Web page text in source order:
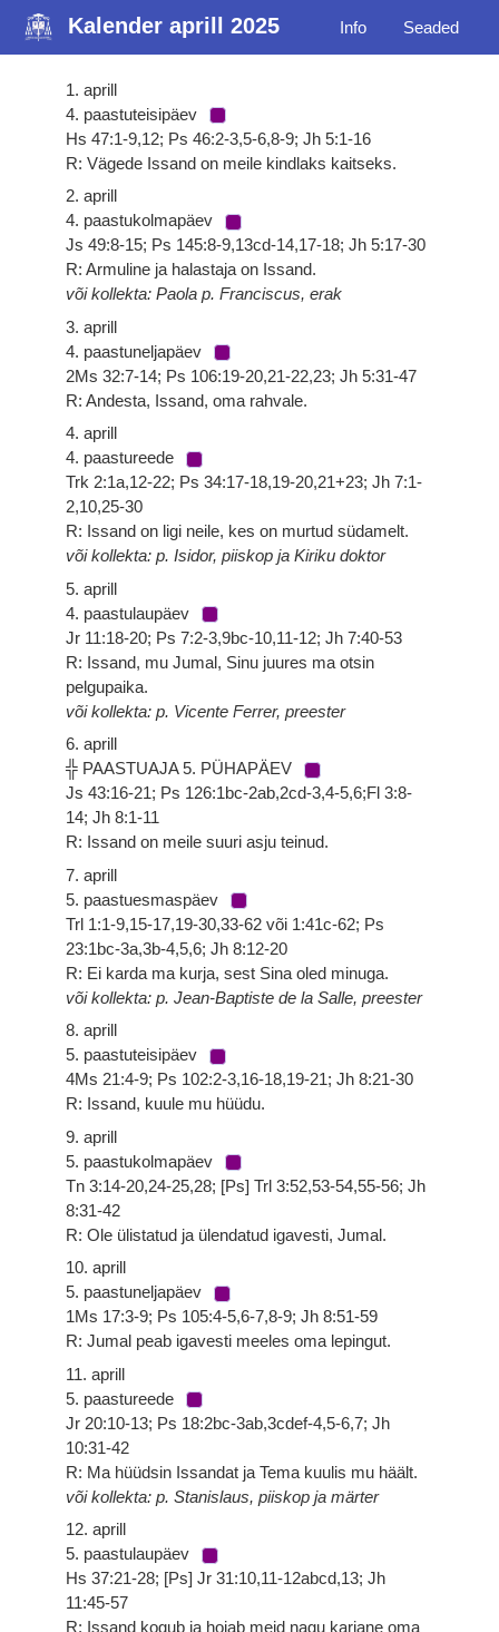
Kalender aprill 2025 Info Seaded
1. aprill
4. paastuteisipäev
Hs 47:1-9,12; Ps 46:2-3,5-6,8-9; Jh 5:1-16
R: Vägede Issand on meile kindlaks kaitseks.
2. aprill
4. paastukolmapäev
Js 49:8-15; Ps 145:8-9,13cd-14,17-18; Jh 5:17-30
R: Armuline ja halastaja on Issand.
või kollekta: Paola p. Franciscus, erak
3. aprill
4. paastuneljapäev
2Ms 32:7-14; Ps 106:19-20,21-22,23; Jh 5:31-47
R: Andesta, Issand, oma rahvale.
4. aprill
4. paastureede
Trk 2:1a,12-22; Ps 34:17-18,19-20,21+23; Jh 7:1-
2,10,25-30
R: Issand on ligi neile, kes on murtud südamelt.
või kollekta: p. Isidor, piiskop ja Kiriku doktor
5. aprill
4. paastulaupäev
Jr 11:18-20; Ps 7:2-3,9bc-10,11-12; Jh 7:40-53
R: Issand, mu Jumal, Sinu juures ma otsin
pelgupaika.
või kollekta: p. Vicente Ferrer, preester
6. aprill
╬ PAASTUAJA 5. PÜHAPÄEV
Js 43:16-21; Ps 126:1bc-2ab,2cd-3,4-5,6;Fl 3:8-
14; Jh 8:1-11
R: Issand on meile suuri asju teinud.
7. aprill
5. paastuesmaspäev
Trl 1:1-9,15-17,19-30,33-62 või 1:41c-62; Ps
23:1bc-3a,3b-4,5,6; Jh 8:12-20
R: Ei karda ma kurja, sest Sina oled minuga.
või kollekta: p. Jean-Baptiste de la Salle, preester
8. aprill
5. paastuteisipäev
4Ms 21:4-9; Ps 102:2-3,16-18,19-21; Jh 8:21-30
R: Issand, kuule mu hüüdu.
9. aprill
5. paastukolmapäev
Tn 3:14-20,24-25,28; [Ps] Trl 3:52,53-54,55-56; Jh
8:31-42
R: Ole ülistatud ja ülendatud igavesti, Jumal.
10. aprill
5. paastuneljapäev
1Ms 17:3-9; Ps 105:4-5,6-7,8-9; Jh 8:51-59
R: Jumal peab igavesti meeles oma lepingut.
11. aprill
5. paastureede
Jr 20:10-13; Ps 18:2bc-3ab,3cdef-4,5-6,7; Jh
10:31-42
R: Ma hüüdsin Issandat ja Tema kuulis mu häält.
või kollekta: p. Stanislaus, piiskop ja märter
12. aprill
5. paastulaupäev
Hs 37:21-28; [Ps] Jr 31:10,11-12abcd,13; Jh
11:45-57
R: Issand kogub ja hoiab meid nagu karjane oma